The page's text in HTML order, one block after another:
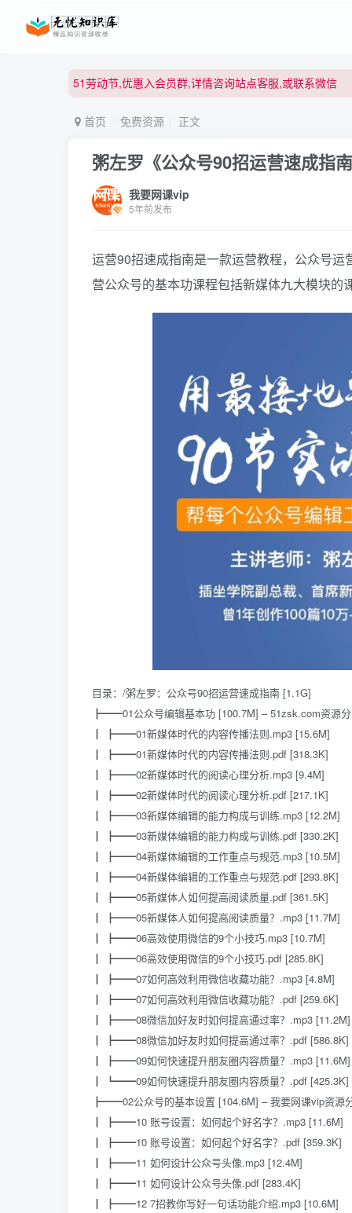
51劳动节,优惠入会员群,详情咨询站点客服,或联系微信
51劳动节,优惠入会员群,详情咨询站点客服,或联系微信
首页 免费资源 正文
粥左罗《公众号90招运营速成指
我要网课vip
5年前发布
运营90招速成指南是一款运营教程，公众号
营公众号的基本功课程包括新媒体九大模块的
目录：/粥左罗：公众号90招运营速成指南 [1.1G]
┣━━01公众号编辑基本功 [100.7M] – 51zsk.com资源
┃ ┣━━01新媒体时代的内容传播法则.mp3 [15.6M]
┃ ┣━━01新媒体时代的内容传播法则.pdf [318.3K]
┃ ┣━━02新媒体时代的阅读心理分析.mp3 [9.4M]
┃ ┣━━02新媒体时代的阅读心理分析.pdf [217.1K]
┃ ┣━━03新媒体编辑的能力构成与训练.mp3 [12.2M]
┃ ┣━━03新媒体编辑的能力构成与训练.pdf [330.2K]
┃ ┣━━04新媒体编辑的工作重点与规范.mp3 [10.5M]
┃ ┣━━04新媒体编辑的工作重点与规范.pdf [293.8K]
┃ ┣━━05新媒体人如何提高阅读质量.pdf [361.5K]
┃ ┣━━05新媒体人如何提高阅读质量？.mp3 [11.7M]
┃ ┣━━06高效使用微信的9个小技巧.mp3 [10.7M]
┃ ┣━━06高效使用微信的9个小技巧.pdf [285.8K]
┃ ┣━━07如何高效利用微信收藏功能？.mp3 [4.8M]
┃ ┣━━07如何高效利用微信收藏功能？.pdf [259.6K]
┃ ┣━━08微信加好友时如何提高通过率？.mp3 [11.2M]
┃ ┣━━08微信加好友时如何提高通过率？.pdf [586.8K]
┃ ┣━━09如何快速提升朋友圈内容质量？.mp3 [11.6M]
┃ ┗━━09如何快速提升朋友圈内容质量？.pdf [425.3K]
┣━━02公众号的基本设置 [104.6M] – 我要网课vip资源
┃ ┣━━10 账号设置：如何起个好名字？.mp3 [11.6M]
┃ ┣━━10 账号设置：如何起个好名字？.pdf [359.3K]
┃ ┣━━11 如何设计公众号头像.mp3 [12.4M]
┃ ┣━━11 如何设计公众号头像.pdf [283.4K]
┃ ┣━━12 7招教你写好一句话功能介绍.mp3 [10.6M]